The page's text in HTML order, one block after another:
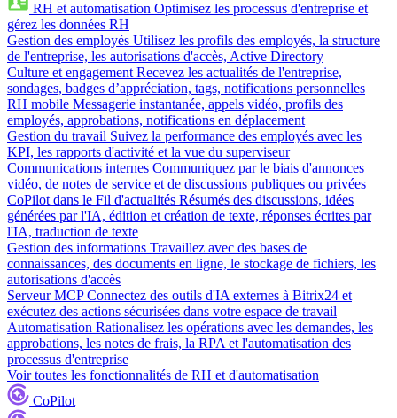
RH et automatisation Optimisez les processus d'entreprise et
gérez les données RH
Gestion des employés Utilisez les profils des employés, la structure
de l'entreprise, les autorisations d'accès, Active Directory
Culture et engagement Recevez les actualités de l'entreprise,
sondages, badges d’appréciation, tags, notifications personnelles
RH mobile Messagerie instantanée, appels vidéo, profils des
employés, approbations, notifications en déplacement
Gestion du travail Suivez la performance des employés avec les
KPI, les rapports d'activité et la vue du superviseur
Communications internes Communiquez par le biais d'annonces
vidéo, de notes de service et de discussions publiques ou privées
CoPilot dans le Fil d'actualités Résumés des discussions, idées
générées par l'IA, édition et création de texte, réponses écrites par
l'IA, traduction de texte
Gestion des informations Travaillez avec des bases de
connaissances, des documents en ligne, le stockage de fichiers, les
autorisations d'accès
Serveur MCP Connectez des outils d'IA externes à Bitrix24 et
exécutez des actions sécurisées dans votre espace de travail
Automatisation Rationalisez les opérations avec les demandes, les
approbations, les notes de frais, la RPA et l'automatisation des
processus d'entreprise
Voir toutes les fonctionnalités de RH et d'automatisation
CoPilot